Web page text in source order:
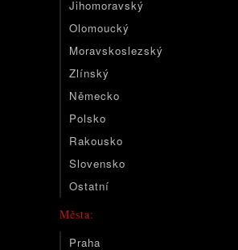
Jihomoravský
Olomoucký
Moravskoslezský
Zlínský
Německo
Polsko
Rakousko
Slovensko
Ostatní
Města:
Praha